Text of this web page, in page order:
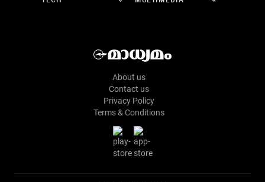
About us
Contact us
Privacy Policy
Terms & Conditions